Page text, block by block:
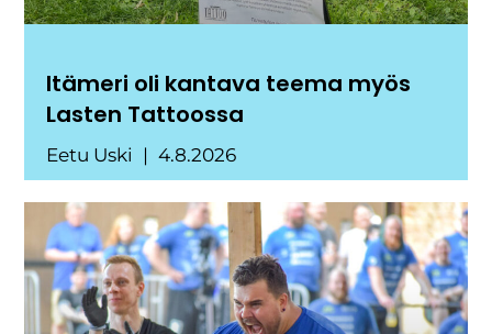
Itämeri oli kantava teema myös
Lasten Tattoossa
Eetu Uski 4.8.2026